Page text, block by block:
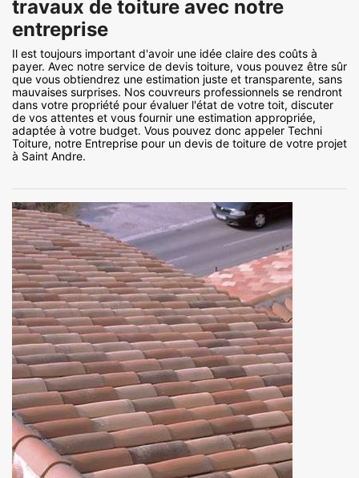
travaux de toiture avec notre
entreprise
Il est toujours important d'avoir une idée claire des coûts à
payer. Avec notre service de devis toiture, vous pouvez être sûr
que vous obtiendrez une estimation juste et transparente, sans
mauvaises surprises. Nos couvreurs professionnels se rendront
dans votre propriété pour évaluer l'état de votre toit, discuter
de vos attentes et vous fournir une estimation appropriée,
adaptée à votre budget. Vous pouvez donc appeler Techni
Toiture, notre Entreprise pour un devis de toiture de votre projet
à Saint Andre.